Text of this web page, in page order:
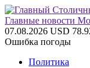
Главные новости
07.08.2026 USD
Ошибка погоды
Политика